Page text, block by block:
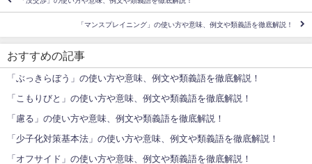
「マンスプレイニング」の使い方や意味、例文や類義語を徹底解説！
おすすめの記事
「ぶっきらぼう」の使い方や意味、例文や類義語を徹底解説！
「こもりびと」の使い方や意味、例文や類義語を徹底解説！
「慮る」の使い方や意味、例文や類義語を徹底解説！
「少子化対策基本法」の使い方や意味、例文や類義語を徹底解説！
「オフサイド」の使い方や意味、例文や類義語を徹底解説！